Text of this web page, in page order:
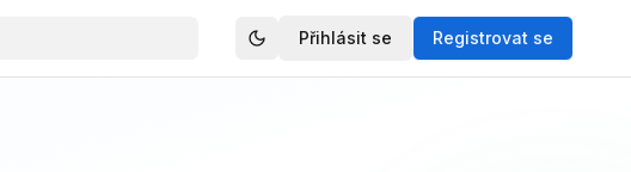
Přihlásit se Registrovat se